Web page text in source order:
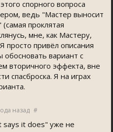
спорного вопроса
ведь "Мастер выносит
проклятая
мне, как Мастеру,
просто привёл описания
обосновать вариант с
вторичного эффекта, вне
спасброска. Я на играх
назад #
says it does" уже не